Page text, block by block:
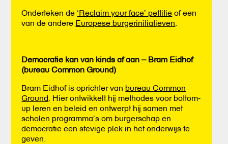
Onderteken de ‘Reclaim your face’ pettitie of een
van de andere Europese burgerinitiatieven
Democratie kan van kinds af aan – Bram Eidhof
(bureau Common Ground)
Bram Eidhof is oprichter van bureau Common
Ground . Hier ontwikkelt hij methodes voor bottom-
up leren en beleid en ontwerpt hij samen met
scholen programma’s om burgerschap en
democratie een stevige plek in het onderwijs te
geven.